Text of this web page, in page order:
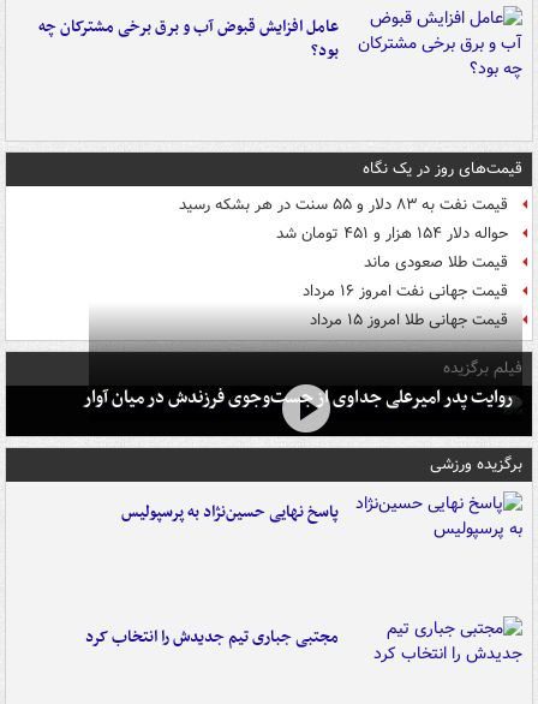
عامل افزایش قبوض آب و برق برخی مشترکان چه
بود؟
قیمت‌های روز در یک نگاه
قیمت نفت به ۸۳ دلار و ۵۵ سنت در هر بشکه رسید
حواله دلار ۱۵۴ هزار و ۴۵۱ تومان شد
قیمت طلا صعودی ماند
قیمت جهانی نفت امروز ۱۶ مرداد
قیمت جهانی طلا امروز ۱۵ مرداد
فیلم برگزیده
روایت پدر امیرعلی جداوی از جست‌وجوی فرزندش در میان آوار
برگزیده ورزشی
پاسخ نهایی حسین‌نژاد به پرسپولیس
مجتبی جباری تیم جدیدش را انتخاب کرد